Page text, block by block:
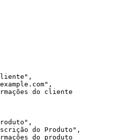
do cliente
do Produto",
do produto